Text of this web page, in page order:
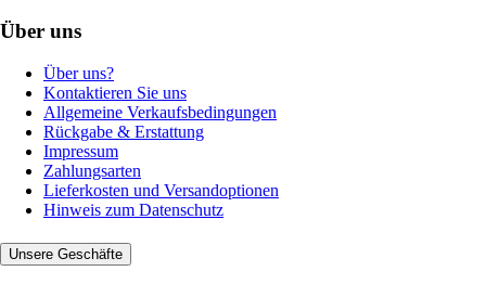
Über uns
Über uns?
Kontaktieren Sie uns
Allgemeine Verkaufsbedingungen
Rückgabe & Erstattung
Impressum
Zahlungsarten
Lieferkosten und Versandoptionen
Hinweis zum Datenschutz
Unsere Geschäfte